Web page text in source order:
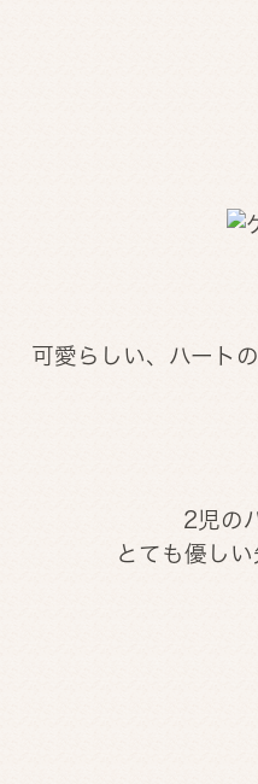
可愛らしい、ハート
2児の
とても優し